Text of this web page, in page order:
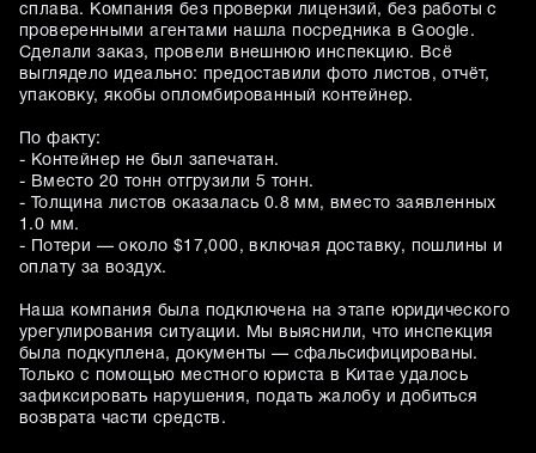
сплава. Компания без проверки лицензий, без работы с
проверенными агентами нашла посредника в Google.
Сделали заказ, провели внешнюю инспекцию. Всё
выглядело идеально: предоставили фото листов, отчёт,
упаковку, якобы опломбированный контейнер.
По факту:
- Контейнер не был запечатан.
- Вместо 20 тонн отгрузили 5 тонн.
- Толщина листов оказалась 0.8 мм, вместо заявленных
1.0 мм.
- Потери — около $17,000, включая доставку, пошлины и
оплату за воздух.
Наша компания была подключена на этапе юридического
урегулирования ситуации. Мы выяснили, что инспекция
была подкуплена, документы — сфальсифицированы.
Только с помощью местного юриста в Китае удалось
зафиксировать нарушения, подать жалобу и добиться
возврата части средств.